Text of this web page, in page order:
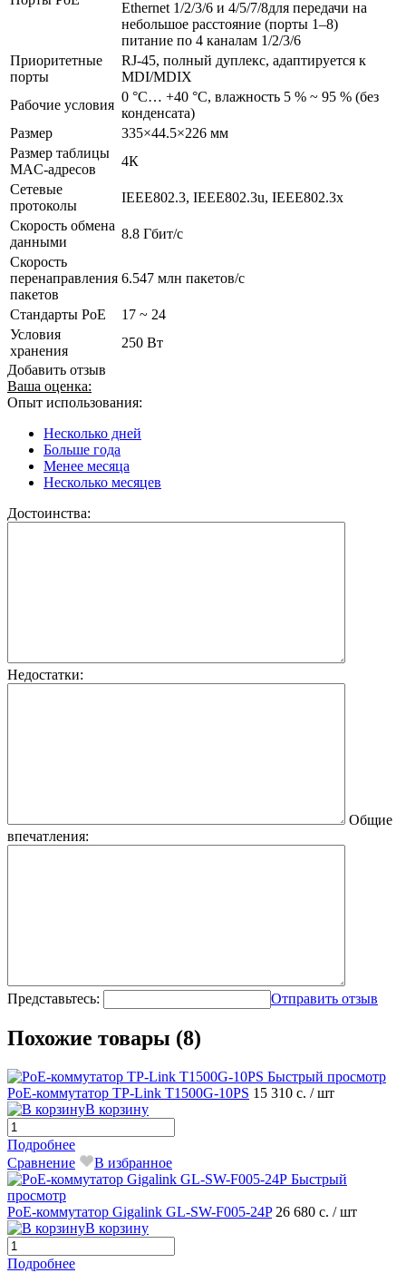
Ethernet 1/2/3/6 и 4/5/7/8для передачи на
небольшое расстояние (порты 1–8)
питание по 4 каналам 1/2/3/6
Приоритетные
порты
RJ-45, полный дуплекс, адаптируется к
MDI/MDIX
Рабочие условия
0 °C… +40 °C, влажность 5 % ~ 95 % (без
конденсата)
Размер
335×44.5×226 мм
Размер таблицы
MAC-адресов
4К
Сетевые
протоколы
IEEE802.3, IEEE802.3u, IEEE802.3x
Скорость обмена
данными
8.8 Гбит/с
Скорость
перенаправления
пакетов
6.547 млн пакетов/с
Стандарты РоЕ
17 ~ 24
Условия
хранения
250 Вт
Добавить отзыв
Ваша оценка:
Опыт использования:
Несколько дней
Больше года
Менее месяца
Несколько месяцев
Достоинства:
Недостатки:
Общие
впечатления:
Представьтесь: Отправить отзыв
Похожие товары (8)
Быстрый просмотр
PoE-коммутатор TP-Link T1500G-10PS 15 310 с. / шт
В корзину
Подробнее
Сравнение
В избранное
Быстрый
просмотр
PoE-коммутатор Gigalink GL-SW-F005-24P 26 680 с. / шт
В корзину
Подробнее